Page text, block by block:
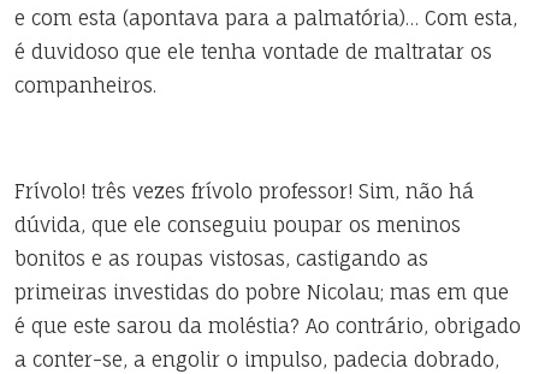
e com esta (apontava para a palmatória)… Com esta,
é duvidoso que ele tenha vontade de maltratar os
companheiros.
Frívolo! três vezes frívolo professor! Sim, não há
dúvida, que ele conseguiu poupar os meninos
bonitos e as roupas vistosas, castigando as
primeiras investidas do pobre Nicolau; mas em que
é que este sarou da moléstia? Ao contrário, obrigado
a conter-se, a engolir o impulso, padecia dobrado,